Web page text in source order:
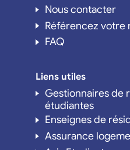
Nous contacter
Référencez votre
FAQ
Liens utiles
Gestionnaires de
étudiantes
Enseignes de
Assurance